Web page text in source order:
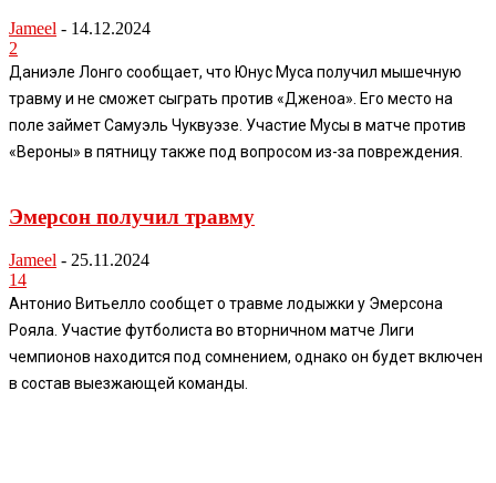
Jameel - 14.12.2024
2
Даниэле Лонго сообщает, что Юнус Муса получил мышечную
травму и не сможет сыграть против «Дженоа». Его место на
поле займет Самуэль Чуквуэзе. Участие Мусы в матче против
«Вероны» в пятницу также под вопросом из-за повреждения.
Эмерсон получил травму
Jameel - 25.11.2024
14
Антонио Витьелло сообщет о травме лодыжки у Эмерсона
Рояла. Участие футболиста во вторничном матче Лиги
чемпионов находится под сомнением, однако он будет включен
в состав выезжающей команды.